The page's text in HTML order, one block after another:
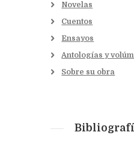
Novelas
Cuentos
Ensayos
Antologías y
Sobre su obra